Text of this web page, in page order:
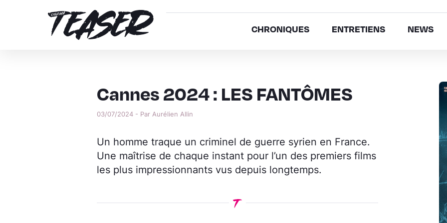
CHRONIQUES ENTRETIENS NEWS
Cannes 2024 : LES FANTÔMES
03/07/2024 - Par Aurélien Allin
Un homme traque un criminel de guerre syrien en France.
Une maîtrise de chaque instant pour l’un des premiers films
les plus impressionnants vus depuis longtemps.